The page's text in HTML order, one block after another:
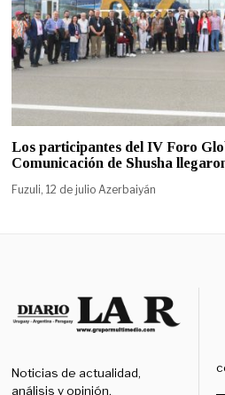
Los participantes del IV Foro
Comunicación de Shusha
Fuzuli, 12 de julio Azerbaiyán
Noticias de actualidad,
análisis y opinión.